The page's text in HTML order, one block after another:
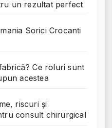
un rezultat perfect
Sorici Crocanti
Ce roluri sunt
acestea
riscuri și
consult chirurgical